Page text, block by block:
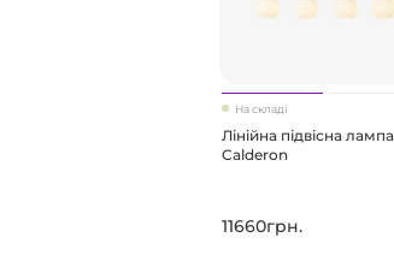
На складі
Лінійна підвісна лампа
Calderon
11660грн.